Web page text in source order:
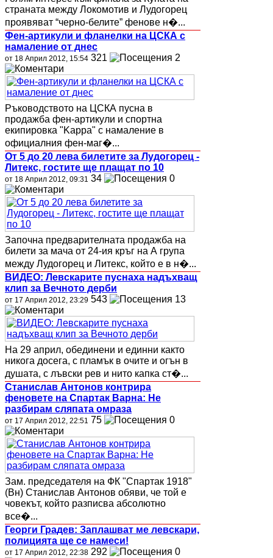
страната между Локомотив и Лудогорец
проявяват “черно-белите” фенове н�...
Фен-артикули и фланелки на ЦСКА с
намаление от днес
от 18 Април 2012, 15:54 321 2
Ръководството на ЦСКА пусна в
продажба фен-артикули и спортна
екипировка "Kappa" с намаление в
официалния фен-маг�...
От 5 до 20 лева билетите за Лудогорец -
Литекс, гостите ще плащат по 10
от 18 Април 2012, 09:31 34 0
Започна предварителната продажба на
билети за мача от 24-ия кръг на А група
между Лудогорец и Литекс, който е в н�...
ВИДЕО: Левскарите пуснаха надъхващ
клип за Вечното дерби
от 17 Април 2012, 23:29 543 13
На 29 април, обединени и единни както
никога досега, с пламък в очите и огън в
душата, с лъвски рев и нито капка ст�...
Станислав Антонов контрира
феновете на Спартак Варна: Не
разбирам сляпата омраза
от 17 Април 2012, 22:51 75 0
Зам. председателя на ФК "Спартак 1918"
(Вн) Станислав Антонов обяви, че той е
човекът, който разписва абсолютно
все�...
Георги Градев: Заплашват ме левскари,
полицията ще се намеси!
от 17 Април 2012, 22:38 292 0